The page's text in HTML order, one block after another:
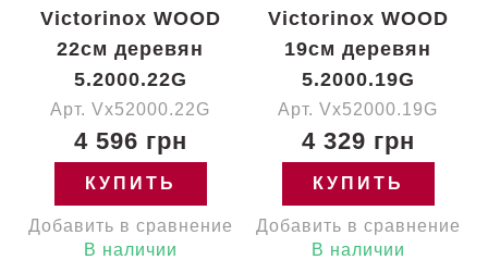
Victorinox WOOD
22см деревян
5.2000.22G
Арт. Vx52000.22G
4 596 грн
КУПИТЬ
Добавить в сравнение
В наличии
Victorinox WOOD
19см деревян
5.2000.19G
Арт. Vx52000.19G
4 329 грн
КУПИТЬ
Добавить в сравнение
В наличии